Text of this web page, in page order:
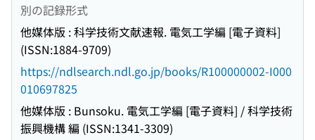
別の記録形式
他媒体版 : 科学技術文献速報. 電気工学編 [電子資料]
(ISSN:1884-9709)
https://ndlsearch.ndl.go.jp/books/R100000002-I000
010697825
他媒体版 : Bunsoku. 電気工学編 [電子資料] / 科学技術
振興機構 編 (ISSN:1341-3309)